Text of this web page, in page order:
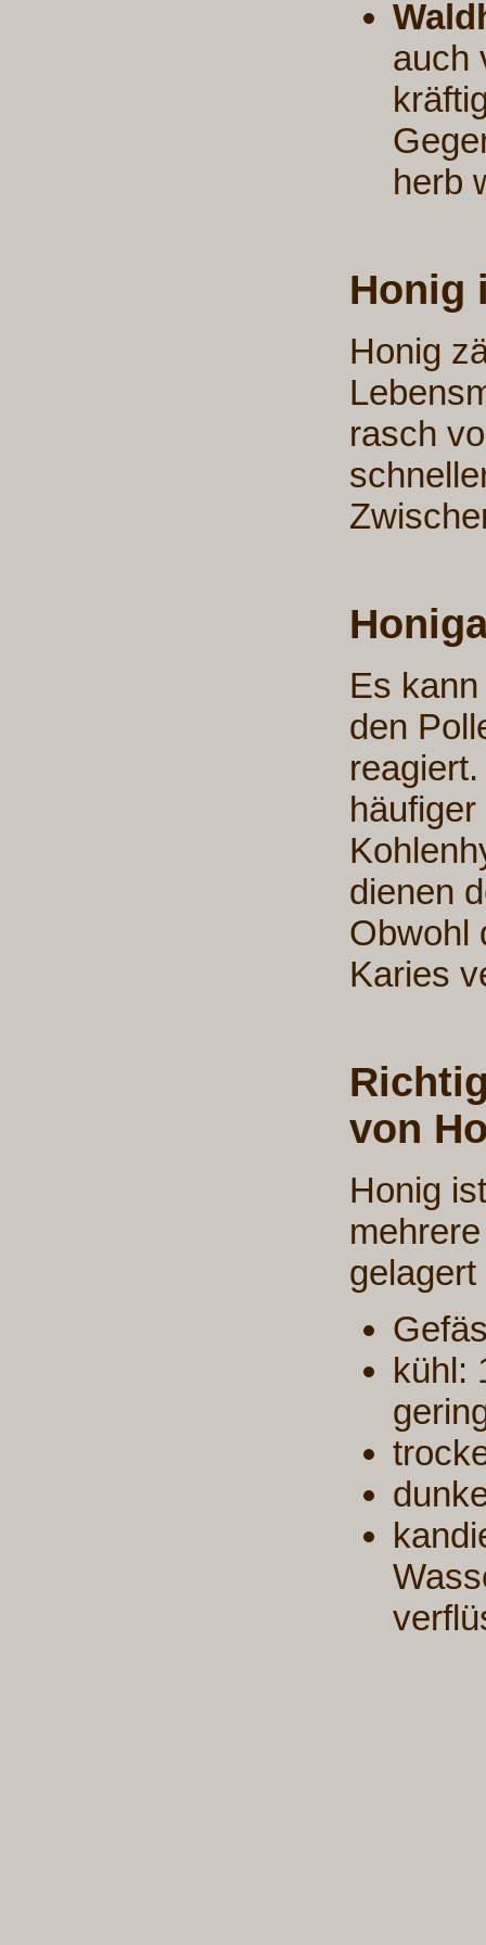
auch
herb
Honig
Honig
rasch
Es
den
dienen
Obwohl
Karies
von
Honig
kühl: